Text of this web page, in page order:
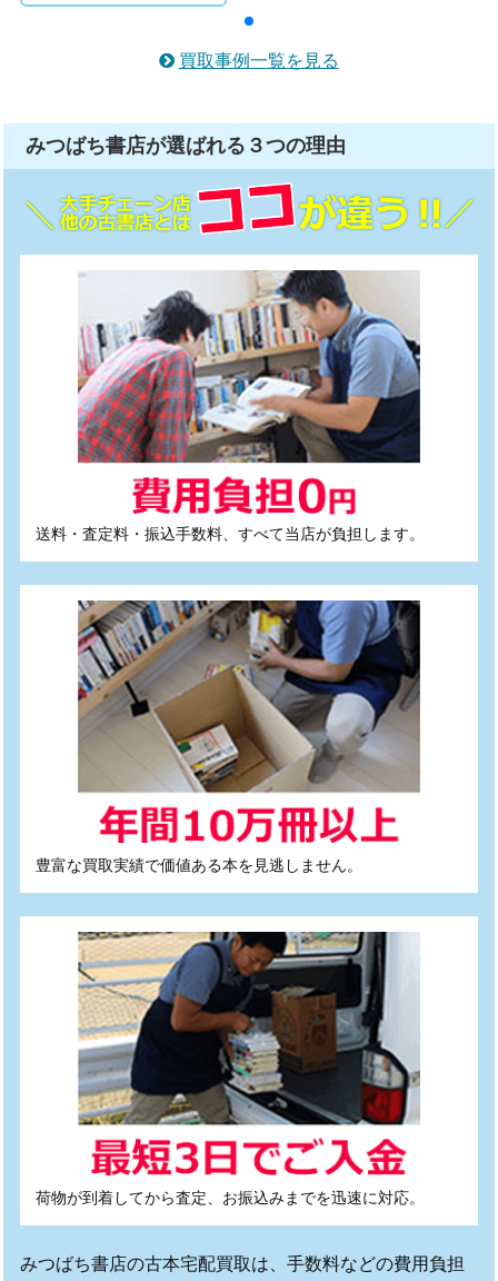
買取事例一覧を見る
みつばち書店が選ばれる ３つの理由
送料・査定料・振込手数料、すべて当店が負担します。
豊富な買取実績で価値ある本を見逃しません。
荷物が到着してから査定、お振込みまでを迅速に対応。
みつばち書店の古本宅配買取は、手数料などの費用負担